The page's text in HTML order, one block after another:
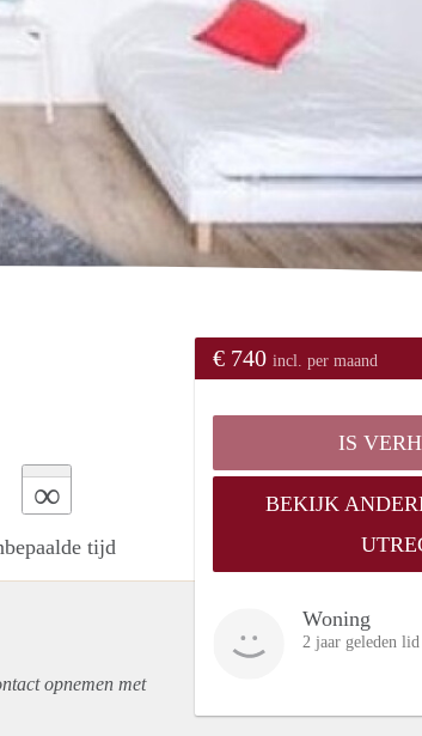
∞
tijd
€ 740 incl. per maand
IS
BEKIJK
Woning
2 jaar geleden
opnemen met